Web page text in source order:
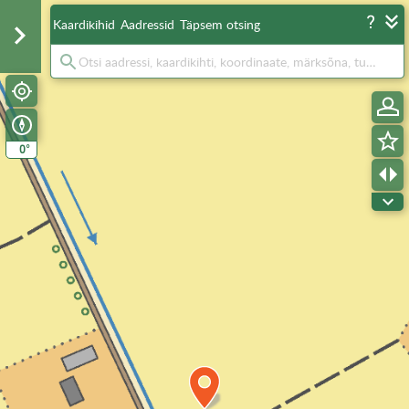
0°
Kaardikihid Aadressid Täpsem otsing